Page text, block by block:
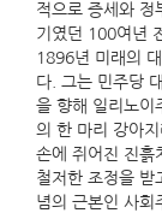
적으로 증세와 정
기였던 100여년
1896년 미래의
다. 그는 민주당
을 향해 일리노
의 한 마리 강아지
손에 쥐어진 진흙
철저한 조정을 받
념의 근본인 사회